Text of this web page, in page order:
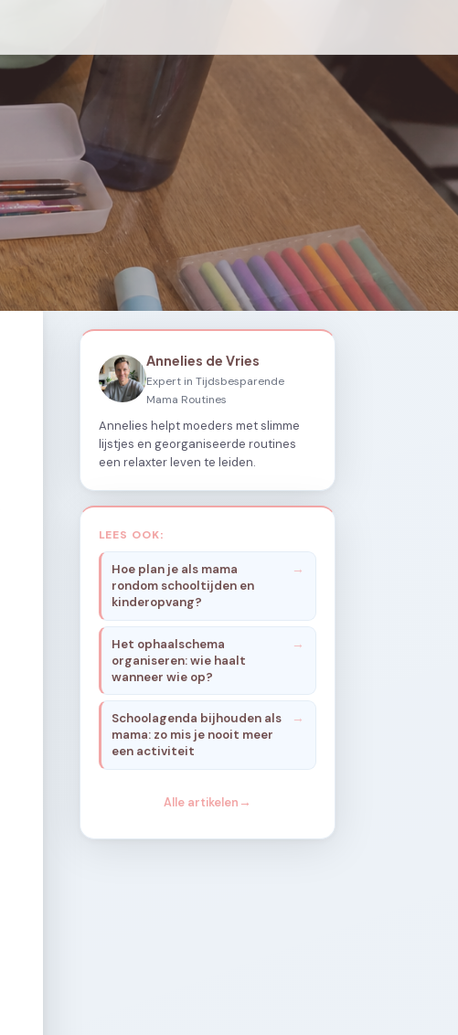
Annelies de Vries
Expert in Tijdsbesparende
Mama Routines
Annelies helpt moeders met slimme
lijstjes en georganiseerde routines
een relaxter leven te leiden.
LEES OOK:
Hoe plan je als mama
rondom schooltijden en
kinderopvang?
Het ophaalschema
organiseren: wie haalt
wanneer wie op?
Schoolagenda bijhouden als
mama: zo mis je nooit meer
een activiteit
Alle artikelen